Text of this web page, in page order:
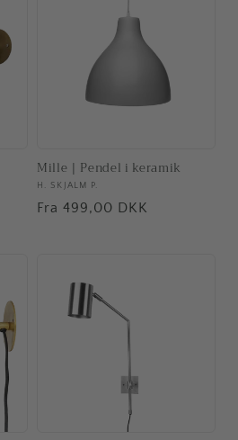
Mille | Pendel i keramik
Forhandler:
H. SKJALM P.
Normalpris
Fra 499,00 DKK